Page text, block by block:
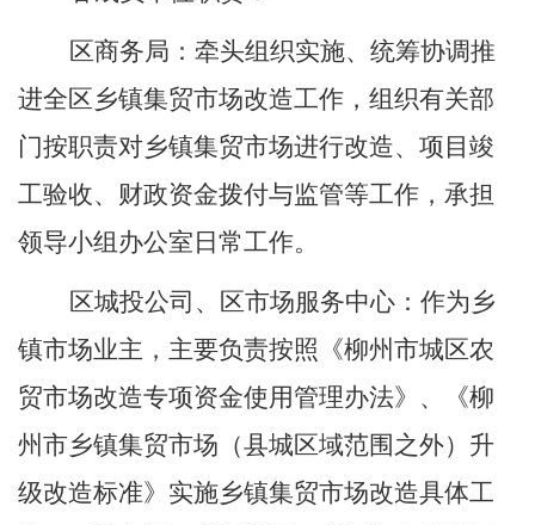
区商务局 ： 牵头组织实施、 统筹协调推
进全区乡镇集贸市场改造工作， 组织有关部
门按职责对乡镇集贸市场进行改造、项目竣
工验收、财政资金拨付与监管等工作， 承担
领导小组办公室日常工作。
区城投公司、 区市场服务中心 ：作为乡
镇市场业主，主要负责按照 《柳州市城区农
贸市场改造专项资金使用管理办法》 、《柳
州市乡镇集贸市场（县城区域范围之外）升
级改造标准》 实施乡镇集贸市场改造具体工